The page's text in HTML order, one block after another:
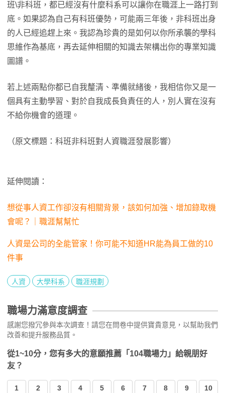
班\非科班，都已經沒有什麼科系可以讓你在職涯上一路打到
底。如果認為自己有科班優勢，可能兩三年後，非科班出身
的人已經追趕上來。我認為珍貴的是如何以你所承襲的學科
思維作為基底，再去延伸相關的知識去架構出你的專業知識
圖譜。
若上述兩點你都已自我釐清、準備就緒後，我相信你又是一
個具有主動學習、對於自我成長負責任的人，別人實在沒有
不給你機會的道理。
（原文標題：科班非科班對人資職涯發展影響）
延伸閱讀：
想從事人資工作卻沒有相關背景，該如何加強、增加錄取機
會呢？｜職涯幫幫忙
人資是公司的全能管家！你可能不知道HR能為員工做的10
件事
人資 大學科系 職涯規劃
職場力滿意度調查
感謝您撥冗參與本次調查！請您在問卷中提供寶貴意見，以幫助我們
改善和提升服務品質。
從1~10分，您有多大的意願推薦「104職場力」給親朋好
友？
1 2 3 4 5 6 7 8 9 10